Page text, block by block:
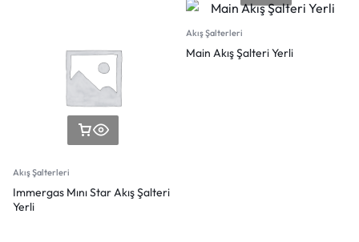
Akış Şalterleri
Immergas Mını Star Akış Şalteri
Yerli
Akış Şalterleri
Main Akış Şalteri Yerli